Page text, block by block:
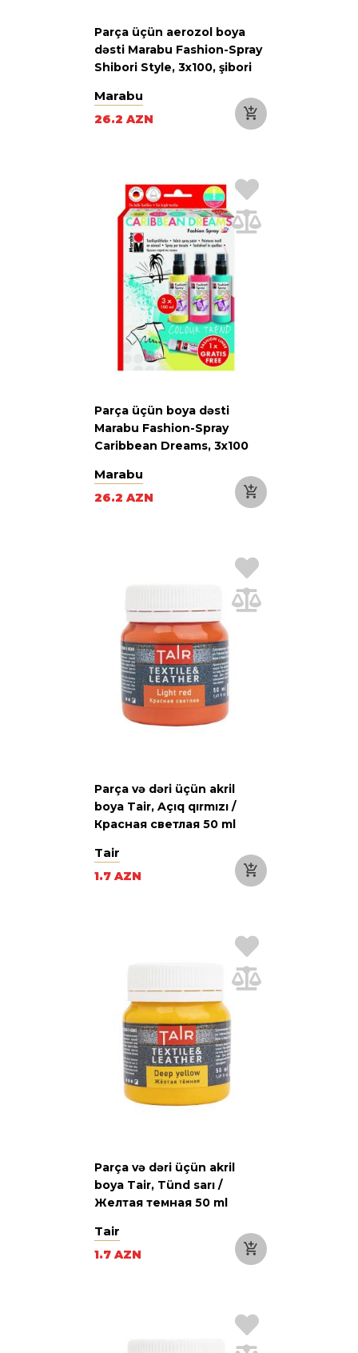
Parça üçün aerozol boya
dəsti Marabu Fashion-Spray
Shibori Style, 3x100, şibori
Marabu
26.2 AZN
Parça üçün boya dəsti
Marabu Fashion-Spray
Caribbean Dreams, 3x100
Marabu
26.2 AZN
Parça və dəri üçün akril
boya Tair, Açıq qırmızı /
Красная светлая 50 ml
Tair
1.7 AZN
Parça və dəri üçün akril
boya Tair, Tünd sarı /
Желтая темная 50 ml
Tair
1.7 AZN